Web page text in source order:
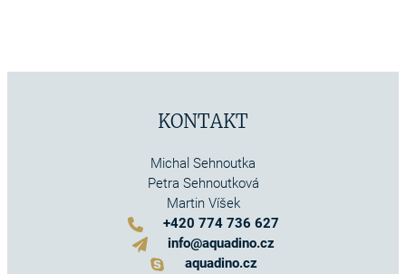
KONTAKT
Michal Sehnoutka
Petra Sehnoutková
Martin Víšek
+420 774 736 627
info@aquadino.cz
aquadino.cz